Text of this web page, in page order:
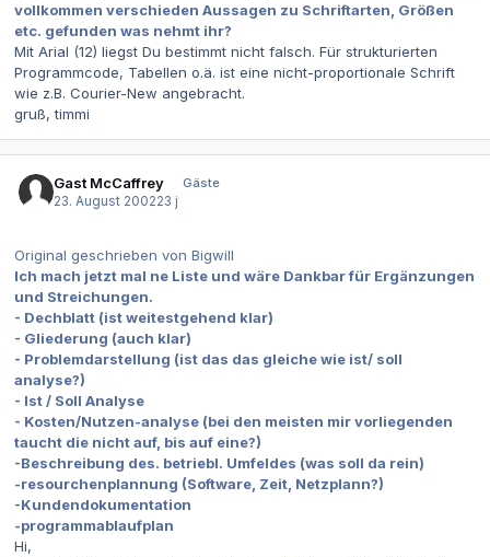
vollkommen verschieden Aussagen zu Schriftarten, Größen
etc. gefunden was nehmt ihr?
Mit Arial (12) liegst Du bestimmt nicht falsch. Für strukturierten
Programmcode, Tabellen o.ä. ist eine nicht-proportionale Schrift
wie z.B. Courier-New angebracht.
gruß, timmi
Gast McCaffrey
Gäste
23. August 200223 j
Original geschrieben von Bigwill
Ich mach jetzt mal ne Liste und wäre Dankbar für Ergänzungen
und Streichungen.
- Dechblatt (ist weitestgehend klar)
- Gliederung (auch klar)
- Problemdarstellung (ist das das gleiche wie ist/ soll
analyse?)
- Ist / Soll Analyse
- Kosten/Nutzen-analyse (bei den meisten mir vorliegenden
taucht die nicht auf, bis auf eine?)
-Beschreibung des. betriebl. Umfeldes (was soll da rein)
-resourchenplannung (Software, Zeit, Netzplann?)
-Kundendokumentation
-programmablaufplan
Hi,